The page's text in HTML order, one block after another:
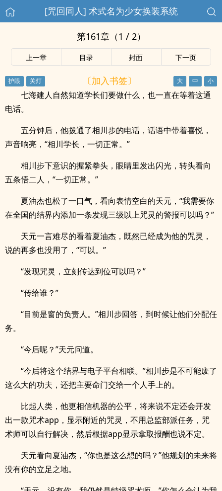
[咒回同人] 术式名为少女换装系统
第161章（1 / 2）
上一章 目录 封面 下一页
〔加入书签〕
七海建人自然知道学长们要做什么，也一直在等着这通
电话。
五分钟后，他拨通了相川步的电话，话语中带着喜悦，
声音响亮，“相川学长，一切正常。”
相川步下意识的握紧拳头，眼睛里发出闪光，转头看向
五条悟二人，“一切正常。”
夏油杰也松了一口气，看向表情空白的天元，“我需要你
在全国的结界内添加一条发现三级以上咒灵的警报可以吗？”
天元一言难尽的看着夏油杰，既然已经成为他的咒灵，
说的再多也没用了，“可以。”
“发现咒灵，立刻传达到位可以吗？”
“传给谁？”
“目前是窗的负责人。”相川步回答，到时候让他们分配任
务。
“今后呢？”天元问道。
“今后将这个结界与电子平台相联。”相川步是不可能废了
这么大的功夫，还把主要命门交给一个人手上的。
比起人类，他更相信机器的公平，将来说不定还会开发
出一款咒术app，显示附近的咒灵，不用总监部派任务，咒
术师可以自行解决，然后根据app显示拿取报酬也说不定。
天元看向夏油杰，“你也是这么想的吗？”他规划的未来将
没有你的立足之地。